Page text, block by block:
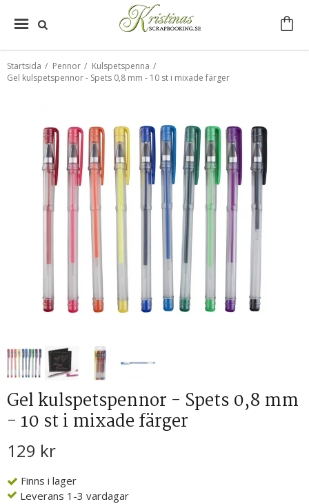
Startsida / Pennor / Kulspetspenna /
Gel kulspetspennor - Spets 0,8 mm - 10 st i mixade färger
Gel kulspetspennor - Spets 0,8 mm
- 10 st i mixade färger
129 kr
Finns i lager
Leverans 1-3 vardagar